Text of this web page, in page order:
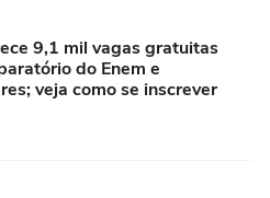
9,1 mil vagas gratuitas
do Enem e
veja como se inscrever